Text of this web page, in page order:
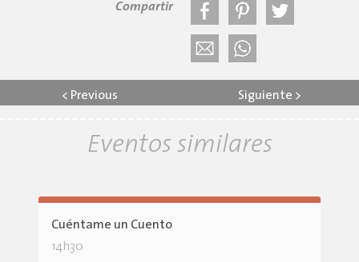
Compartir
< Previous Siguiente >
Eventos similares
Cuéntame un Cuento
14h30